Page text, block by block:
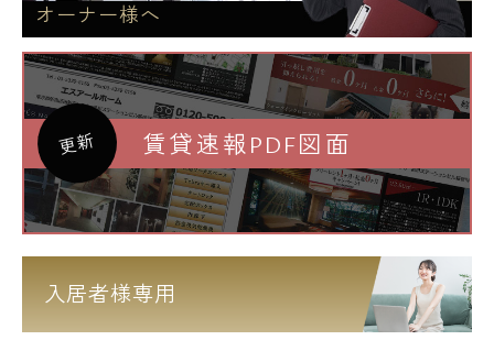
オーナー様へ
更新 賃貸速報PDF図面
入居者様専用